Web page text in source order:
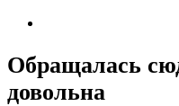
Обращалась
довольна